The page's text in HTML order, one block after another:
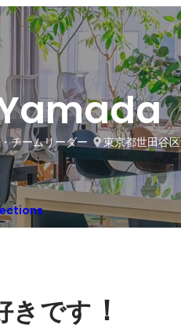
チームリーダー
東京都世田谷区
きです ！